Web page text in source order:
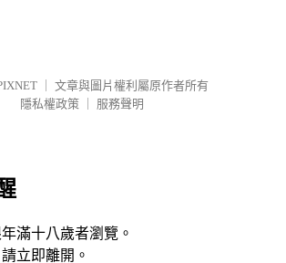
文章與圖片權利屬原作者所有
隱私權政策
服務聲明
滿十八歲者瀏覽。
立即離開。